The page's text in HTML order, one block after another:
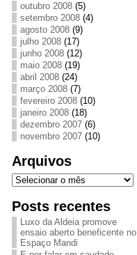
outubro 2008(5)
setembro 2008(4)
agosto 2008(9)
julho 2008(17)
junho 2008(12)
maio 2008(19)
abril 2008(24)
março 2008(7)
fevereiro 2008(10)
janeiro 2008(18)
dezembro 2007(6)
novembro 2007(10)
Arquivos
Arquivos
Posts recentes
Luxo da Aldeia promove
ensaio aberto beneficente no
Espaço Mandi